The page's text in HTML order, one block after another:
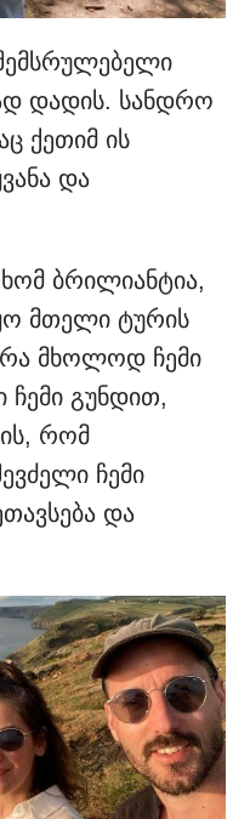
დადის. სანდრო
ქეთიმ ის
და
ბრილიანტია,
მთელი ტურის
მხოლოდ ჩემი
გუნდით,
ის, რომ
ჩემი
და